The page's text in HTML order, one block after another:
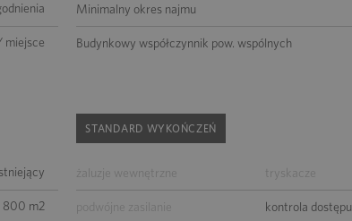
Minimalny okres najmu
Budynkowy współczynnik pow. wspólnych
800 m2
STANDARD WYKOŃCZEŃ
żaluzje wewnętrzne tryskacze
kontrola dostępu